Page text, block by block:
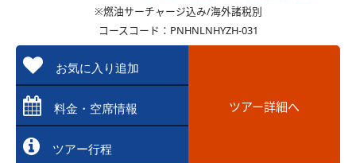
※燃油サーチャージ込み/海外諸税別
コースコード：PNHNLNHYZH-031
お気に入り追加
料金・空席情報
ツアー行程
ツアー詳細へ